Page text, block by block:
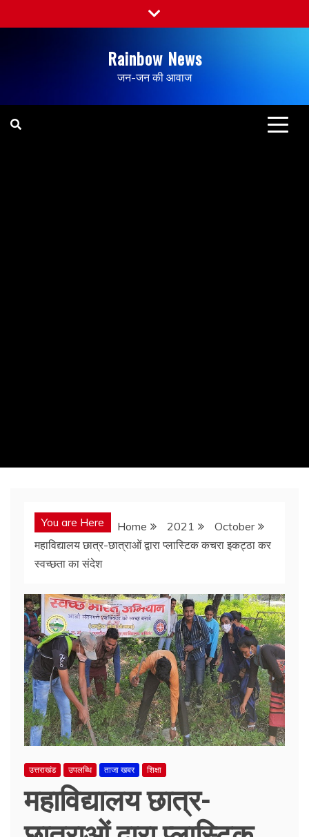
Rainbow News
जन-जन की आवाज
You are Here Home 2021
October
महाविद्यालय छात्र-छात्राओं द्वारा प्लास्टिक कचरा इकट्ठा कर
स्वच्छता का संदेश
उत्तराखंड उपलब्धि ताजा खबर शिक्षा
महाविद्यालय छात्र-